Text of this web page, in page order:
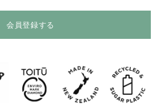
会員登録する